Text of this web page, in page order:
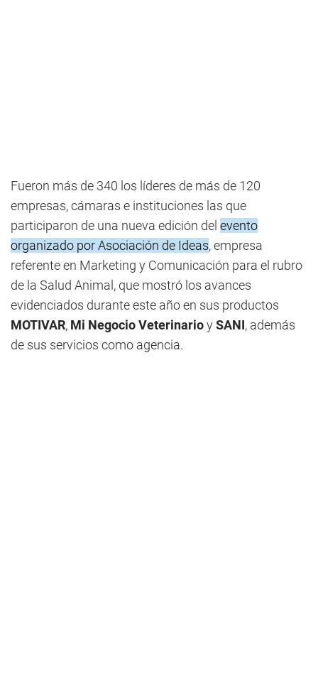
Fueron más de 340 los líderes de más de 120
empresas, cámaras e instituciones las que
participaron de una nueva edición del evento
organizado por Asociación de Ideas, empresa
referente en Marketing y Comunicación para el rubro
de la Salud Animal, que mostró los avances
evidenciados durante este año en sus productos
MOTIVAR, Mi Negocio VeterinarioySANI, además
de sus servicios como agencia.